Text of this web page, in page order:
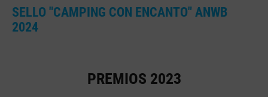
SELLO "CAMPING CON ENCANTO" ANWB
2024
PREMIOS 2023